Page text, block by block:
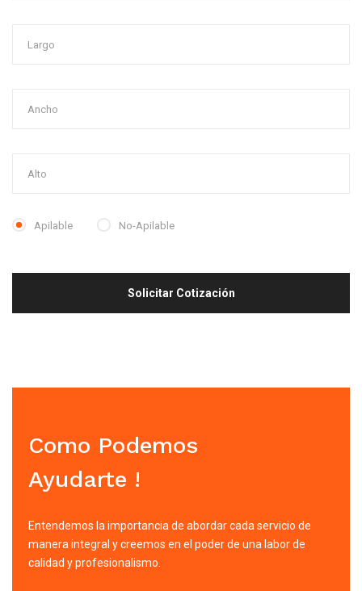
Apilable No-Apilable
Como Podemos
Ayudarte !
Entendemos la importancia de abordar cada servicio de
manera integral y creemos en el poder de una labor de
calidad y profesionalismo.